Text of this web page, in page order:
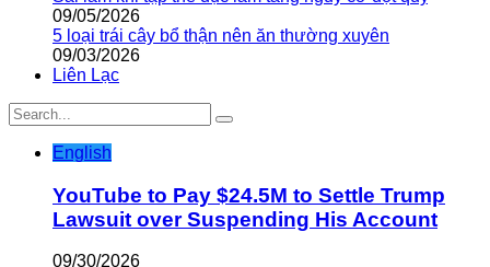
09/05/2026
5 loại trái cây bổ thận nên ăn thường xuyên
09/03/2026
Liên Lạc
English
YouTube to Pay $24.5M to Settle Trump
Lawsuit over Suspending His Account
09/30/2026